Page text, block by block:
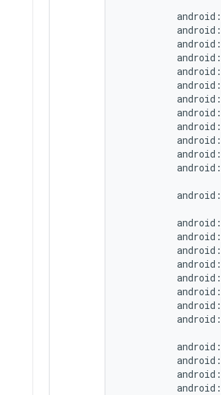
android:
android:
android:
android:
android:
android:
android:
android:
android:
android:
android:
android:
android:
android:
android:
android:
android:
android:
android:
android:
android:
android:
android:
android:
android: